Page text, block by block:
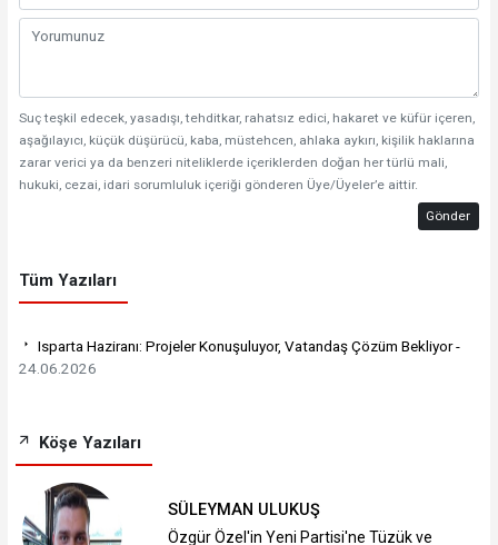
Suç teşkil edecek, yasadışı, tehditkar, rahatsız edici, hakaret ve küfür içeren,
aşağılayıcı, küçük düşürücü, kaba, müstehcen, ahlaka aykırı, kişilik haklarına
zarar verici ya da benzeri niteliklerde içeriklerden doğan her türlü mali,
hukuki, cezai, idari sorumluluk içeriği gönderen Üye/Üyeler’e aittir.
Gönder
Tüm Yazıları
Isparta Haziranı: Projeler Konuşuluyor, Vatandaş Çözüm Bekliyor -
24.06.2026
Köşe Yazıları
SÜLEYMAN ULUKUŞ
Özgür Özel'in Yeni Partisi'ne Tüzük ve